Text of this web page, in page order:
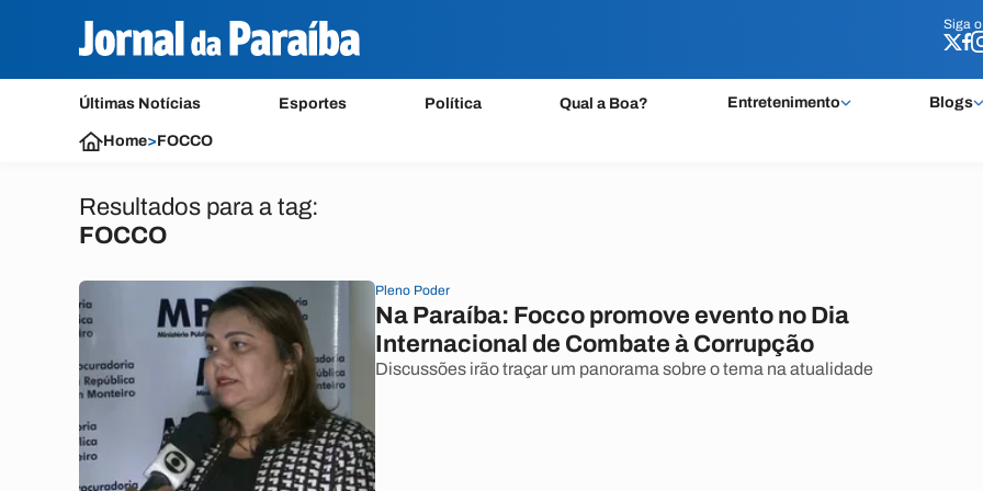
Siga o
Últimas Notícias Esportes Política Qual a Boa? Entretenimento Blogs
Siga o
Home>FOCCO
Resultados para a tag:
FOCCO
Pleno Poder
Na Paraíba: Focco promove evento no Dia
Internacional de Combate à Corrupção
Discussões irão traçar um panorama sobre o tema na atualidade